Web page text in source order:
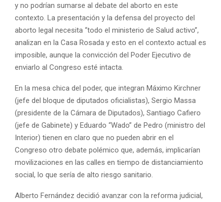
y no podrían sumarse al debate del aborto en este
contexto. La presentación y la defensa del proyecto del
aborto legal necesita “todo el ministerio de Salud activo”,
analizan en la Casa Rosada y esto en el contexto actual es
imposible, aunque la convicción del Poder Ejecutivo de
enviarlo al Congreso esté intacta.
En la mesa chica del poder, que integran Máximo Kirchner
(jefe del bloque de diputados oficialistas), Sergio Massa
(presidente de la Cámara de Diputados), Santiago Cafiero
(jefe de Gabinete) y Eduardo “Wado” de Pedro (ministro del
Interior) tienen en claro que no pueden abrir en el
Congreso otro debate polémico que, además, implicarían
movilizaciones en las calles en tiempo de distanciamiento
social, lo que sería de alto riesgo sanitario.
Alberto Fernández decidió avanzar con la reforma judicial,